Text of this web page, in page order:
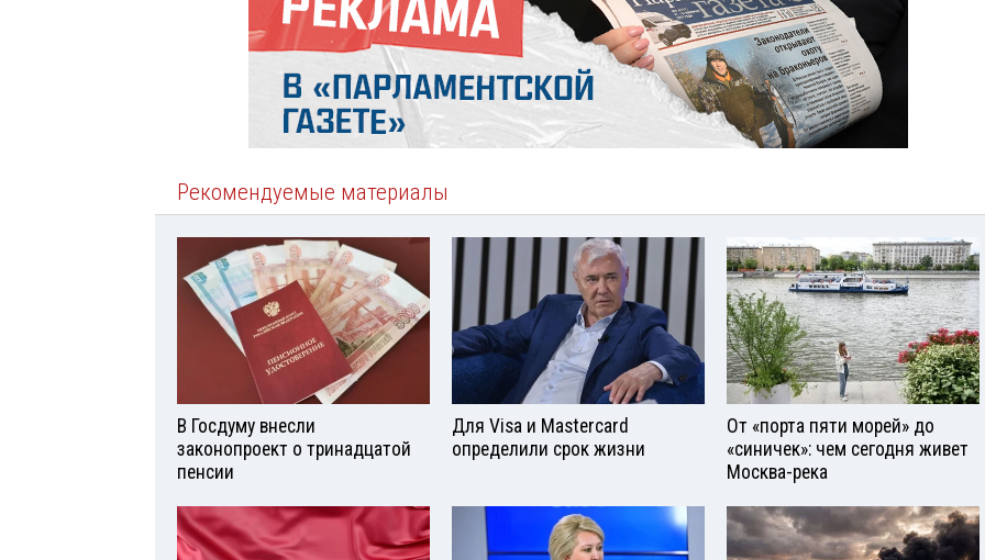
Рекомендуемые материалы
В Госдуму внесли
законопроект о тринадцатой
пенсии
Для Visа и Mastercard
определили срок жизни
От «порта пяти морей» до
«синичек»: чем сегодня живет
Москва-река